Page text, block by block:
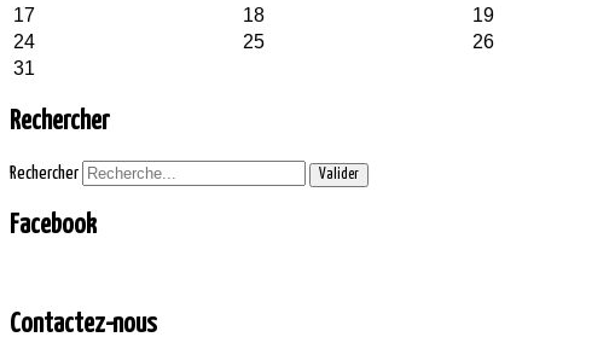
17
18 19
24
25 26
31
Rechercher
Rechercher Valider
Facebook
Contactez-nous